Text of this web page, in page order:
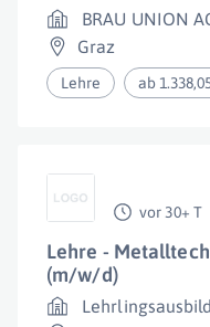
BRAU UNION
Graz
Lehre ab
vor 30+ T
Lehre -
(m/w/d)